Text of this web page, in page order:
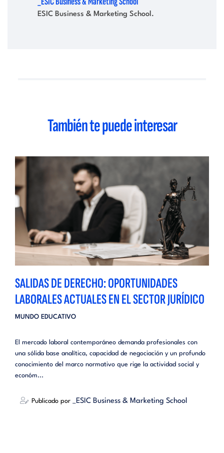
ESIC Business & Marketing School.
También te puede interesar
SALIDAS DE DERECHO: OPORTUNIDADES
LABORALES ACTUALES EN EL SECTOR JURÍDICO
MUNDO EDUCATIVO
El mercado laboral contemporáneo demanda profesionales con
una sólida base analítica, capacidad de negociación y un profundo
conocimiento del marco normativo que rige la actividad social y
económ...
Publicado por _ESIC Business & Marketing School